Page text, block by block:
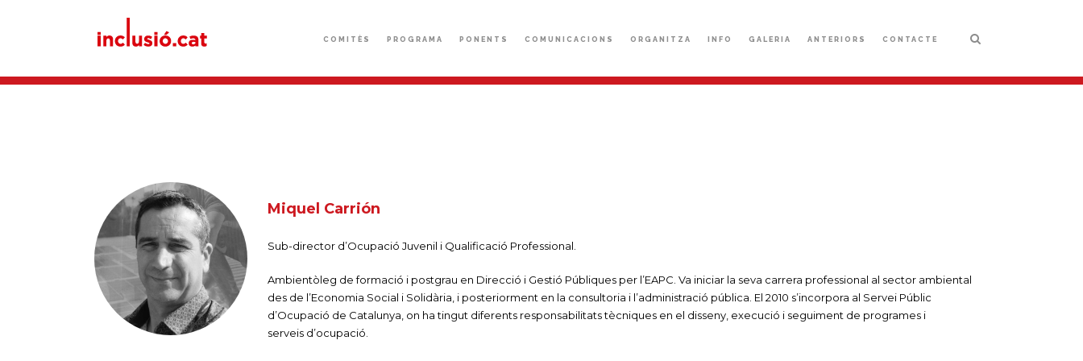
COMITÈS PROGRAMA PONENTS COMUNICACIONS ORGANITZA INFO GALERIA ANTERIORS CONTACTE
Miquel Carrión
Sub-director d’Ocupació Juvenil i Qualificació Professional.
Ambientòleg de formació i postgrau en Direcció i Gestió Públiques per l’EAPC. Va iniciar la seva carrera professional al sector ambiental
des de l’Economia Social i Solidària, i posteriorment en la consultoria i l’administració pública. El 2010 s’incorpora al Servei Públic
d’Ocupació de Catalunya, on ha tingut diferents responsabilitats tècniques en el disseny, execució i seguiment de programes i
serveis d’ocupació.